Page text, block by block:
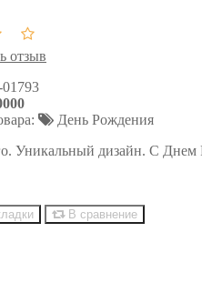
отзыв
День Рождения
Уникальный дизайн. С
В сравнение